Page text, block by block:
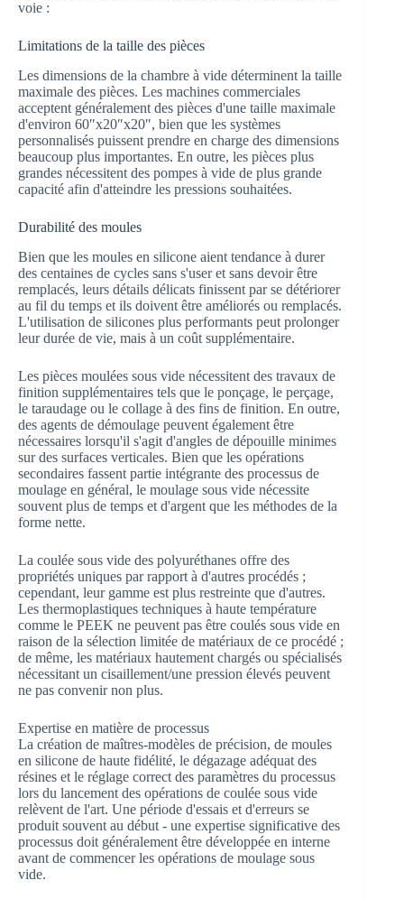
voie :
Limitations de la taille des pièces
Les dimensions de la chambre à vide déterminent la taille
maximale des pièces. Les machines commerciales
acceptent généralement des pièces d'une taille maximale
d'environ 60″x20″x20″, bien que les systèmes
personnalisés puissent prendre en charge des dimensions
beaucoup plus importantes. En outre, les pièces plus
grandes nécessitent des pompes à vide de plus grande
capacité afin d'atteindre les pressions souhaitées.
Durabilité des moules
Bien que les moules en silicone aient tendance à durer
des centaines de cycles sans s'user et sans devoir être
remplacés, leurs détails délicats finissent par se détériorer
au fil du temps et ils doivent être améliorés ou remplacés.
L'utilisation de silicones plus performants peut prolonger
leur durée de vie, mais à un coût supplémentaire.
Les pièces moulées sous vide nécessitent des travaux de
finition supplémentaires tels que le ponçage, le perçage,
le taraudage ou le collage à des fins de finition. En outre,
des agents de démoulage peuvent également être
nécessaires lorsqu'il s'agit d'angles de dépouille minimes
sur des surfaces verticales. Bien que les opérations
secondaires fassent partie intégrante des processus de
moulage en général, le moulage sous vide nécessite
souvent plus de temps et d'argent que les méthodes de la
forme nette.
La coulée sous vide des polyuréthanes offre des
propriétés uniques par rapport à d'autres procédés ;
cependant, leur gamme est plus restreinte que d'autres.
Les thermoplastiques techniques à haute température
comme le PEEK ne peuvent pas être coulés sous vide en
raison de la sélection limitée de matériaux de ce procédé ;
de même, les matériaux hautement chargés ou spécialisés
nécessitant un cisaillement/une pression élevés peuvent
ne pas convenir non plus.
Expertise en matière de processus
La création de maîtres-modèles de précision, de moules
en silicone de haute fidélité, le dégazage adéquat des
résines et le réglage correct des paramètres du processus
lors du lancement des opérations de coulée sous vide
relèvent de l'art. Une période d'essais et d'erreurs se
produit souvent au début - une expertise significative des
processus doit généralement être développée en interne
avant de commencer les opérations de moulage sous
vide.